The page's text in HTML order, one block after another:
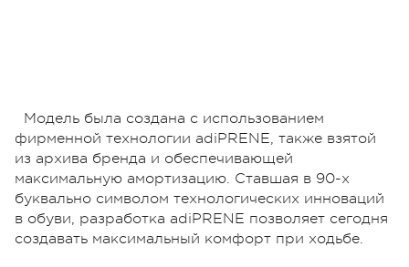
Модель была создана с использованием
фирменной технологии adiPRENE, также взятой
из архива бренда и обеспечивающей
максимальную амортизацию. Ставшая в 90-х
буквально символом технологических инноваций
в обуви, разработка adiPRENE позволяет сегодня
создавать максимальный комфорт при ходьбе.